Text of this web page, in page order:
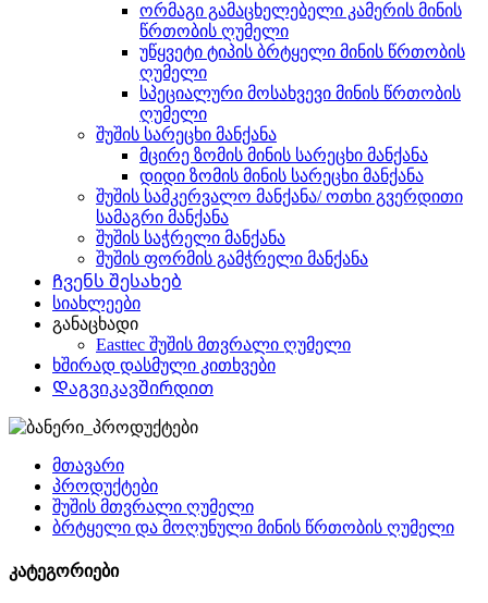
ორმაგი გამაცხელებელი კამერის მინის
წრთობის ღუმელი
უწყვეტი ტიპის ბრტყელი მინის წრთობის
ღუმელი
სპეციალური მოსახვევი მინის წრთობის
ღუმელი
შუშის სარეცხი მანქანა
მცირე ზომის მინის სარეცხი მანქანა
დიდი ზომის მინის სარეცხი მანქანა
შუშის სამკერვალო მანქანა/ ოთხი გვერდითი
სამაგრი მანქანა
შუშის საჭრელი მანქანა
შუშის ფორმის გამჭრელი მანქანა
Ჩვენს შესახებ
სიახლეები
განაცხადი
Easttec შუშის მთვრალი ღუმელი
ხშირად დასმული კითხვები
Დაგვიკავშირდით
მთავარი
პროდუქტები
შუშის მთვრალი ღუმელი
ბრტყელი და მოღუნული მინის წრთობის ღუმელი
კატეგორიები